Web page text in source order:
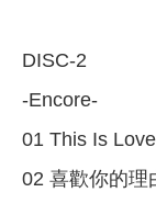
DISC-2
-Encore-
01 This Is Love
02 喜歡你的理